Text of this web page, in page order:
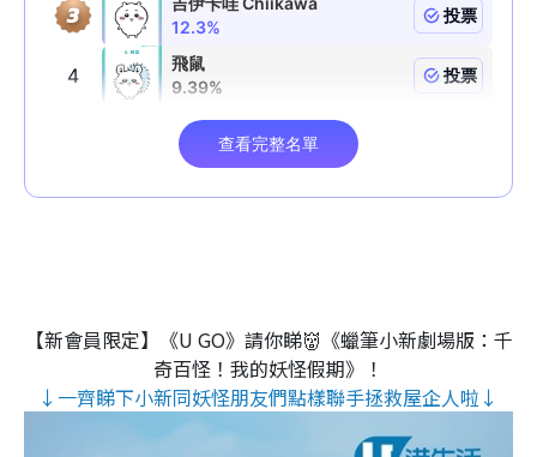
【新會員限定】《U GO》請你睇👹《蠟筆小新劇場版：千
奇百怪！我的妖怪假期》！
↓一齊睇下小新同妖怪朋友們點樣聯手拯救屋企人啦↓